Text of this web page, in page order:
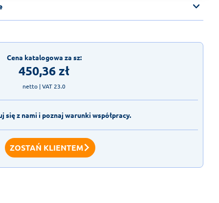
Cena katalogowa za sz:
450,36zł
netto | VAT 23.0
się z nami i poznaj warunki współpracy.
ZOSTAŃ KLIENTEM